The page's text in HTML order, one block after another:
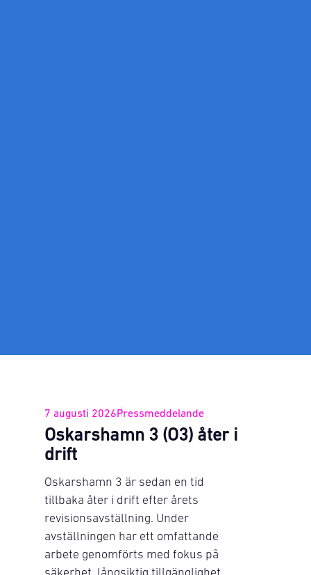
Oskarshamn 3 (O3) åter i
drift
7 augusti 2026Pressmeddelande
Oskarshamn 3 är sedan en tid
tillbaka åter i drift efter årets
revisionsavställning. Under
avställningen har ett omfattande
arbete genomförts med fokus på